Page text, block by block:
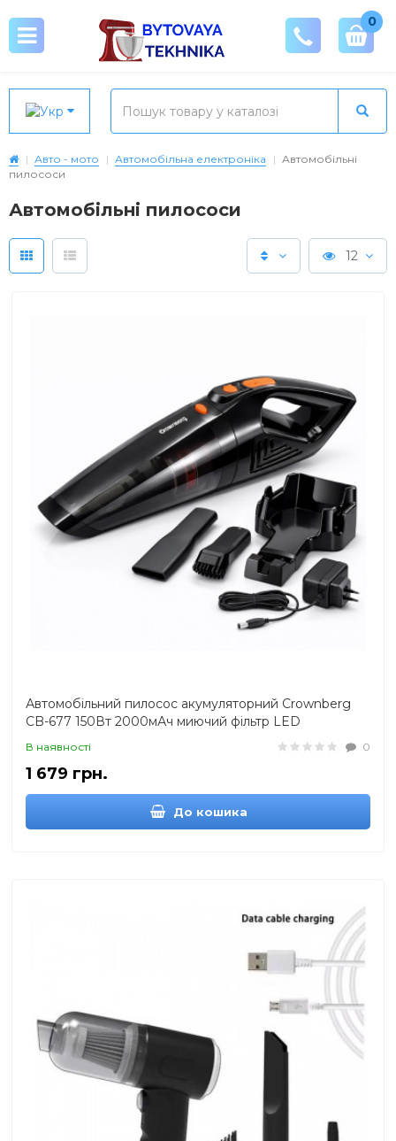
0
Авто - мото Автомобільна електроніка
Автомобільні
пилососи
Автомобільні пилососи
12
Автомобільний пилосос акумуляторний Crownberg
CB-677 150Вт 2000мАч миючий фільтр LED
В наявності 0
1 679 грн.
До кошика